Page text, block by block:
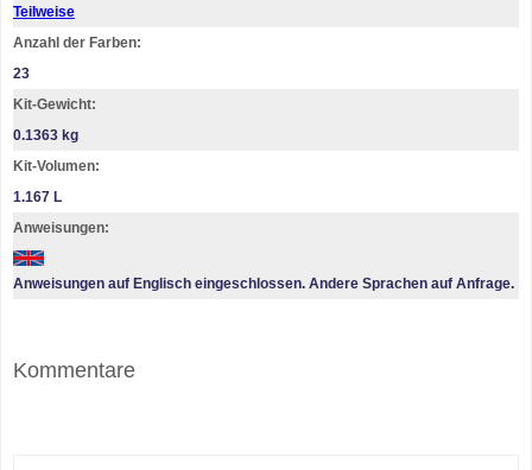
Teilweise
Anzahl der Farben:
23
Kit-Gewicht:
0.1363 kg
Kit-Volumen:
1.167 L
Anweisungen:
Anweisungen auf Englisch eingeschlossen. Andere Sprachen auf Anfrage.
Kommentare